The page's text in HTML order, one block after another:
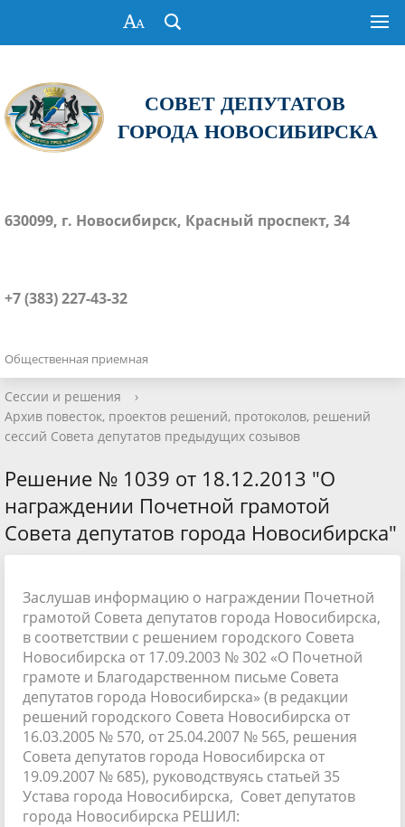
СОВЕТ ДЕПУТАТОВ
ГОРОДА НОВОСИБИРСКА
630099, г. Новосибирск, Красный проспект, 34
+7 (383) 227-43-32
Общественная приемная
Сессии и решения
›
Архив повесток, проектов решений, протоколов, решений
сессий Совета депутатов предыдущих созывов
Решение № 1039 от 18.12.2013 "О
награждении Почетной грамотой
Совета депутатов города Новосибирска"
Заслушав информацию о награждении Почетной
грамотой Совета депутатов города Новосибирска,
в соответствии с решением городского Совета
Новосибирска от 17.09.2003 № 302 «О Почетной
грамоте и Благодарственном письме Совета
депутатов города Новосибирска» (в редакции
решений городского Совета Новосибирска от
16.03.2005 № 570, от 25.04.2007 № 565, решения
Совета депутатов города Новосибирска от
19.09.2007 № 685), руководствуясь статьей 35
Устава города Новосибирска, Совет депутатов
города Новосибирска РЕШИЛ: